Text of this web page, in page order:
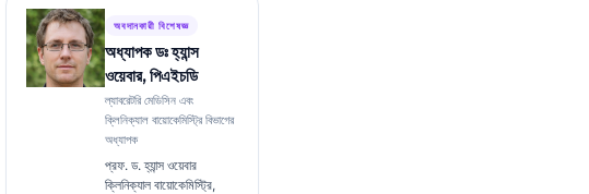
অবদানকারী বিশেষজ্ঞ
অধ্যাপক ডঃ হ্যান্স
ওয়েবার, পিএইচডি
ল্যাবরেটরি মেডিসিন এবং
ক্লিনিক্যাল বায়োকেমিস্ট্রি বিভাগের
অধ্যাপক
প্রফ. ড. হ্যান্স ওয়েবার
ক্লিনিক্যাল বায়োকেমিস্ট্রি,